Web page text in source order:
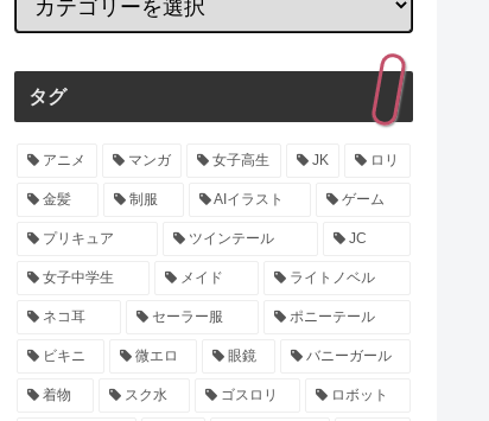
タグ
アニメ マンガ 女子高生 JK ロリ
金髪 制服 AIイラスト ゲーム
プリキュア ツインテール JC
女子中学生 メイド ライトノベル
ネコ耳 セーラー服 ポニーテール
ビキニ 微エロ 眼鏡 バニーガール
着物 スク水 ゴスロリ ロボット